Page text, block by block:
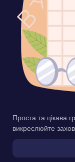
Проста та цікава
викреслюйте